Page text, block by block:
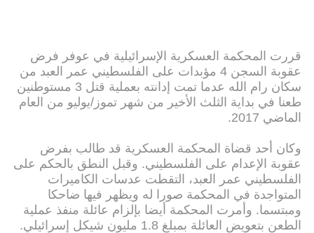
قررت المحكمة العسكرية الإسرائيلية في عوفر فرض
عقوبة السجن 4 مؤبدات على الفلسطيني عمر العبد من
سكان رام الله عدما تمت إدانته بعملية قتل 3 مستوطنين
طعنا في بداية الثلث الأخير من شهر تموز/يوليو من العام
الماضي 2017.
وكان أحد قضاة المحكمة العسكرية قد طالب بفرض
عقوبة الإعدام على الفلسطيني. وقبل النطق بالحكم على
الفلسطيني عمر العبد، التقطت عدسات الكاميرات
المتواجدة في المحكمة صورا له ويظهر فيها ضاحكا
ومبتسما. وأمرت المحكمة أيضا بإلزام عائلة منفذ عملية
الطعن بتعويض العائلة بمبلغ 1.8 مليون شيكل إسرائيلي.